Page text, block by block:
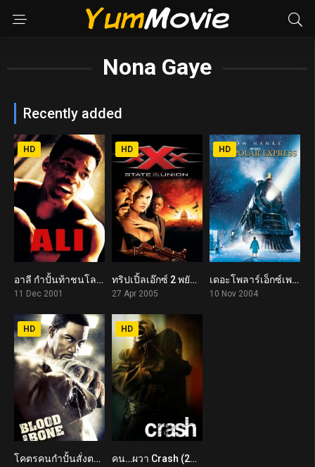
Nona Gaye
Recently added
6.8
HD
อาลี กำปั้นท้าชนโลก Ali (2001)
11 Dec 2001
4.4
HD
ทริปเปิ้ลเอ๊กซ์ 2 พยัคฆ์ร้ายพันธุ์ดุ xXx: State of the Union (2005)
27 Apr 2005
6.6
HD
เดอะโพลาร์เอ็กซ์เพรส The Polar Express (2004)
10 Nov 2004
6.7
HD
โคตรคนกำปั้นสั่งตาย Blood and Bone (2009) 7.8
HD
คน…ผวา Crash (2004)